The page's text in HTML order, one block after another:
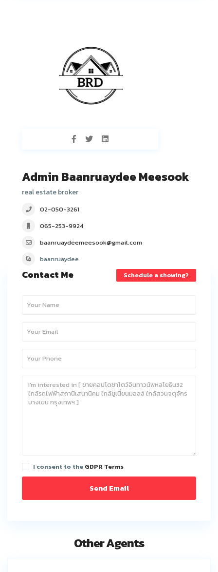
Admin Baanruaydee Meesook
real estate broker
02-050-3261
065-253-9924
baanruaydeemeesook@gmail.com
baanruaydee
Contact Me Schedule a showing?
I consent to the GDPR Terms
Other Agents